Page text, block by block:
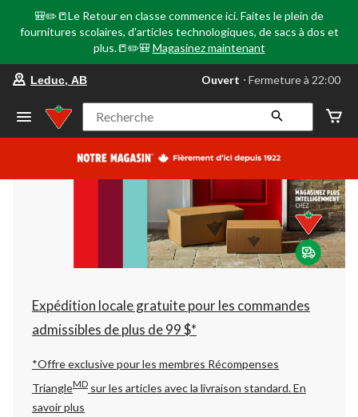
🎒✏️📒Le Retour en classe commence ici. Faites le plein de
fournitures scolaires, d'articles technologiques, de sacs à dos et
plus.📒✏️🎒 Magasinez maintenant
votre
préféré
Leduc,
AB,
courament
Fermeture
à
22:00
cliquer
pour
changer
Leduc, AB Ouvert ⋅ Fermeture à 22:00
Recherche
Expédition locale gratuite pour les commandes
admissibles de plus de 99 $*
*Offre exclusive pour les membres Récompenses
TriangleMD sur les articles avec la livraison standard.En
savoir plus